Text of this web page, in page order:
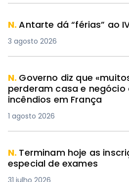
N.Antarte dá “férias” ao
3 agosto 2026
N. Governo diz que
perderam casa e negócio
incêndios em França
1 agosto 2026
N. Terminam hoje as
especial de exames
31 julho 2026